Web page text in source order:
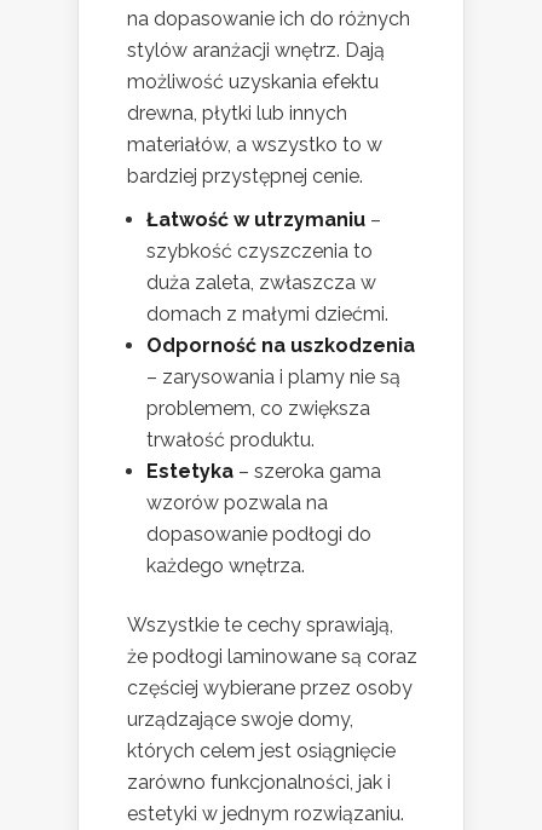
na dopasowanie ich do różnych
stylów aranżacji wnętrz. Dają
możliwość uzyskania efektu
drewna, płytki lub innych
materiałów, a wszystko to w
bardziej przystępnej cenie.
Łatwość w utrzymaniu –
szybkość czyszczenia to
duża zaleta, zwłaszcza w
domach z małymi dziećmi.
Odporność na uszkodzenia
– zarysowania i plamy nie są
problemem, co zwiększa
trwałość produktu.
Estetyka – szeroka gama
wzorów pozwala na
dopasowanie podłogi do
każdego wnętrza.
Wszystkie te cechy sprawiają,
że podłogi laminowane są coraz
częściej wybierane przez osoby
urządzające swoje domy,
których celem jest osiągnięcie
zarówno funkcjonalności, jak i
estetyki w jednym rozwiązaniu.